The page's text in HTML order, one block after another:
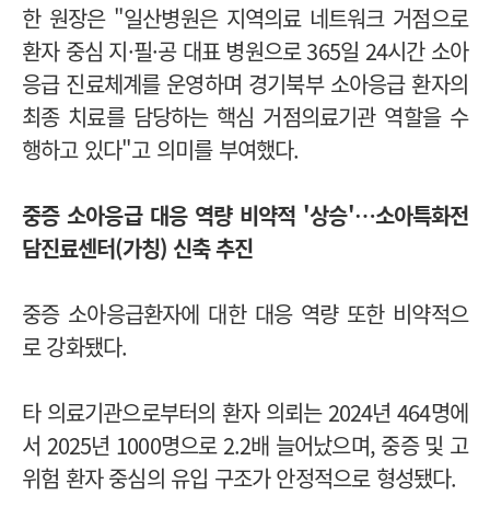
한 원장은 "일산병원은 지역의료 네트워크 거점으로
환자 중심 지·필·공 대표 병원으로 365일 24시간 소아
응급 진료체계를 운영하며 경기북부 소아응급 환자의
최종 치료를 담당하는 핵심 거점의료기관 역할을 수
행하고 있다"고 의미를 부여했다.
중증 소아응급 대응 역량 비약적 '상승'…소아특화전
담진료센터(가칭) 신축 추진
중증 소아응급환자에 대한 대응 역량 또한 비약적으
로 강화됐다.
타 의료기관으로부터의 환자 의뢰는 2024년 464명에
서 2025년 1000명으로 2.2배 늘어났으며, 중증 및 고
위험 환자 중심의 유입 구조가 안정적으로 형성됐다.